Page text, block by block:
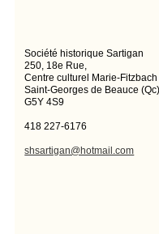
Société historique Sartigan
250, 18e Rue,
Centre culturel Marie-
Saint-Georges de Beauce (Qc)
G5Y 4S9
418 227-6176
shsartigan@hotmail.com